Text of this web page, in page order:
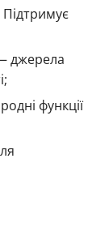
Підтримує
джерела
функції